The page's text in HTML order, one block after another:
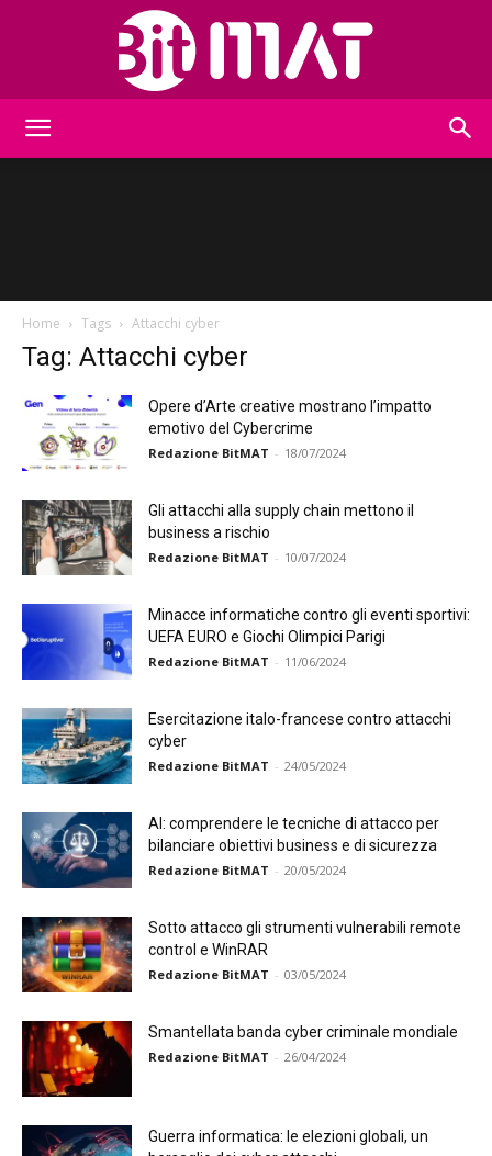
Home Tags Attacchi cyber
Tag: Attacchi cyber
Opere d’Arte creative mostrano l’impatto
emotivo del Cybercrime
Redazione BitMAT - 18/07/2024
Gli attacchi alla supply chain mettono il
business a rischio
Redazione BitMAT - 10/07/2024
Minacce informatiche contro gli eventi sportivi:
UEFA EURO e Giochi Olimpici Parigi
Redazione BitMAT - 11/06/2024
Esercitazione italo-francese contro attacchi
cyber
Redazione BitMAT - 24/05/2024
AI: comprendere le tecniche di attacco per
bilanciare obiettivi business e di sicurezza
Redazione BitMAT - 20/05/2024
Sotto attacco gli strumenti vulnerabili remote
control e WinRAR
Redazione BitMAT - 03/05/2024
Smantellata banda cyber criminale mondiale
Redazione BitMAT - 26/04/2024
Guerra informatica: le elezioni globali, un